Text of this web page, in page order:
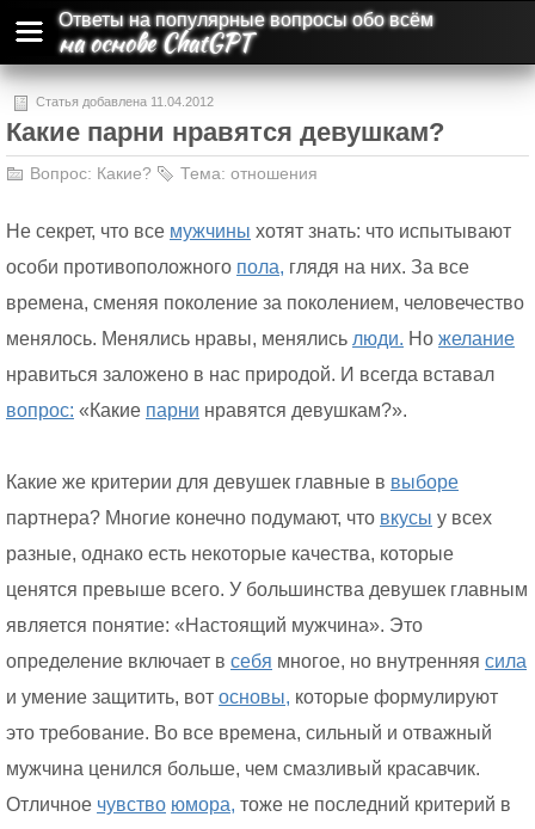
Ответы на популярные вопросы обо всём
на основе ChatGPT
Статья добавлена 11.04.2012
Какие парни нравятся девушкам?
Вопрос: Какие? Тема: отношения
Не секрет, что все мужчины хотят знать: что испытывают
особи противоположного пола, глядя на них. За все
времена, сменяя поколение за поколением, человечество
менялось. Менялись нравы, менялись люди. Но желание
нравиться заложено в нас природой. И всегда вставал
вопрос: «Какие парни нравятся девушкам?».
Какие же критерии для девушек главные в выборе
партнера? Многие конечно подумают, что вкусы у всех
разные, однако есть некоторые качества, которые
ценятся превыше всего. У большинства девушек главным
является понятие: «Настоящий мужчина». Это
определение включает в себя многое, но внутренняя сила
и умение защитить, вот основы, которые формулируют
это требование. Во все времена, сильный и отважный
мужчина ценился больше, чем смазливый красавчик.
Отличное чувство юмора, тоже не последний критерий в